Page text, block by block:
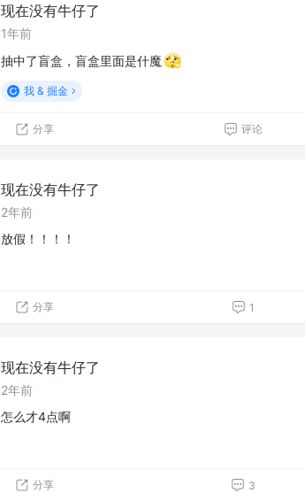
现在没有牛仔了
1年前
抽中了盲盒，盲盒里面是什魔
我 & 掘金
分享 评论
现在没有牛仔了
2年前
放假！！！！
分享 1
现在没有牛仔了
2年前
怎么才4点啊
分享 3